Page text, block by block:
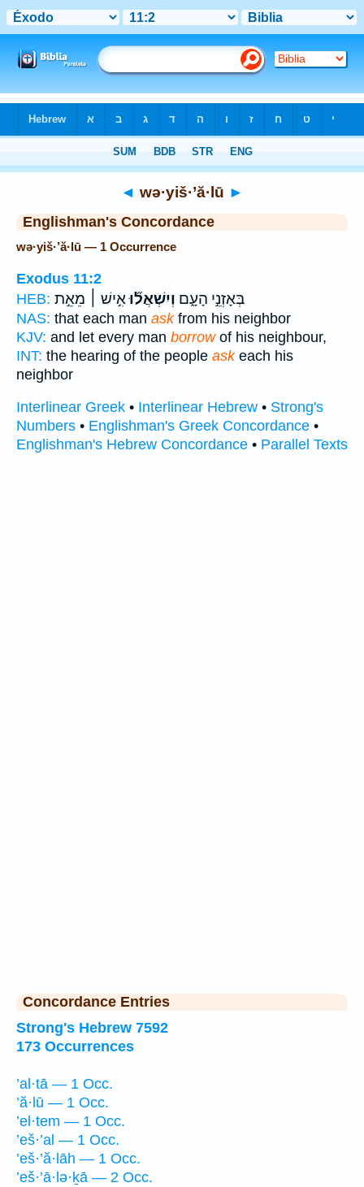
◄ wə·yiš·’ă·lū ►
Englishman's Concordance
wə·yiš·’ă·lū — 1 Occurrence
Exodus 11:2
HEB:
בְּאָזְנֵ֣י הָעָ֑ם וְיִשְׁאֲל֞וּאִ֣ישׁ ׀ מֵאֵ֣ת
NAS: that each man askfrom his neighbor
KJV: and let every man borrowof his neighbour,
INT: the hearing of the people askeach his
neighbor
Interlinear Greek • Interlinear Hebrew • Strong's
Numbers • Englishman's Greek Concordance •
Englishman's Hebrew Concordance • Parallel Texts
Concordance Entries
Strong's Hebrew 7592
173 Occurrences
’al·tā — 1 Occ.
’ă·lū — 1 Occ.
’el·tem — 1 Occ.
’eš·’al — 1 Occ.
’eš·’ă·lāh — 1 Occ.
’eš·’ā·lə·ḵā — 2 Occ.